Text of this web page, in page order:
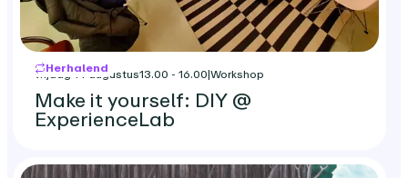
Herhalend
vrijdag 14 augustus13.00 - 16.00|Workshop
Make it yourself: DIY @
ExperienceLab